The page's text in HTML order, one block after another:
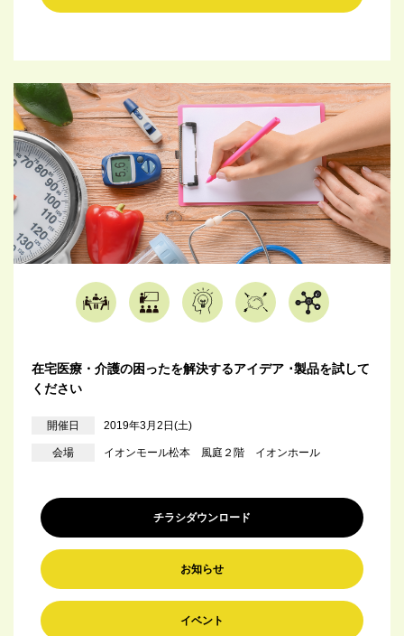
在宅医療・介護の困ったを解決するアイデア ･製品を試して
ください
開催日 2019年3月2日(土)
会場 イオンモール松本 風庭２階 イオンホール
チラシダウンロード
お知らせ
イベント